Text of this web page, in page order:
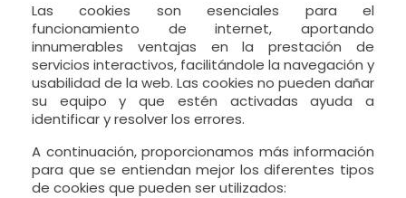
Las cookies son esenciales para el
funcionamiento de internet, aportando
innumerables ventajas en la prestación de
servicios interactivos, facilitándole la navegación y
usabilidad de la web. Las cookies no pueden dañar
su equipo y que estén activadas ayuda a
identificar y resolver los errores.
A continuación, proporcionamos más información
para que se entiendan mejor los diferentes tipos
de cookies que pueden ser utilizados: